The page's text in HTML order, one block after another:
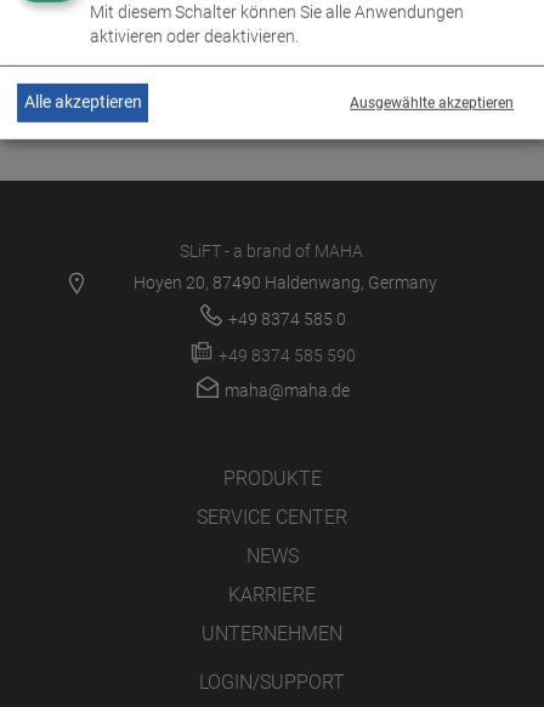
SLiFT - a brand of MAHA
Hoyen 20, 87490 Haldenwang, Germany
+49 8374 585 0
+49 8374 585 590
maha@maha.de
PRODUKTE
SERVICE CENTER
NEWS
KARRIERE
UNTERNEHMEN
LOGIN/SUPPORT
Mit diesem Schalter können Sie alle Anwendungen
aktivieren oder deaktivieren.
Ausgewählte akzeptieren
Alle akzeptieren